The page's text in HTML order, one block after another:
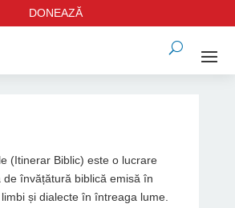
DONEAZĂ
(Itinerar Biblic) este o lucrare
de învățătură biblică emisă în
și dialecte în întreaga lume.